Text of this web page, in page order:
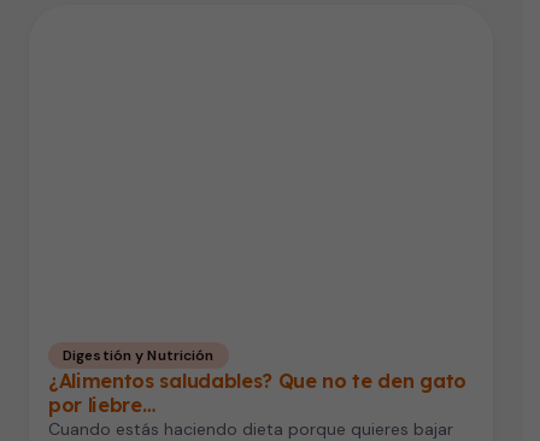
Digestión y Nutrición
¿Alimentos saludables? Que no te den gato
por liebre…
Cuando estás haciendo dieta porque quieres bajar